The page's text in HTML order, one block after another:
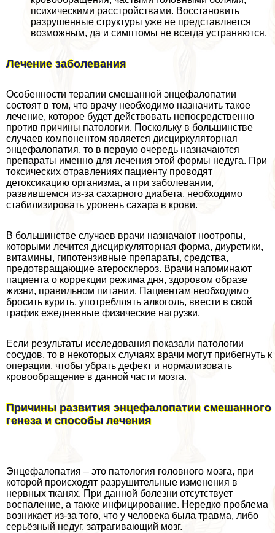
психическими расстройствами. Восстановить
разрушенные структуры уже не представляется
возможным, да и симптомы не всегда устраняются.
Лечение заболевания
Особенности терапии смешанной энцефалопатии
состоят в том, что врачу необходимо назначить такое
лечение, которое будет действовать непосредственно
против причины патологии. Поскольку в большинстве
случаев компонентом является дисциркуляторная
энцефалопатия, то в первую очередь назначаются
препараты именно для лечения этой формы недуга. При
токсических отравлениях пациенту проводят
детоксикацию организма, а при заболевании,
развившемся из-за сахарного диабета, необходимо
стабилизировать уровень сахара в крови.
В большинстве случаев врачи назначают ноотропы,
которыми лечится дисциркуляторная форма, диуретики,
витамины, гипотензивные препараты, средства,
предотвращающие атеросклероз. Врачи напоминают
пациента о коррекции режима дня, здоровом образе
жизни, правильном питании. Пациентам необходимо
бросить курить, употрeбллять алкоголь, ввести в свой
график ежедневные физические нагрузки.
Если результаты исследования показали патологии
сосудов, то в некоторых случаях врачи могут прибегнуть к
операции, чтобы убрать дефект и нормализовать
кровообращение в данной части мозга.
Причины развития энцефалопатии смешанного
генеза и способы лечения
Энцефалопатия – это патология головного мозга, при
которой происходят разрушительные изменения в
нервных тканях. При данной болезни отсутствует
воспаление, а также инфицирование. Нередко проблема
возникает из-за того, что у человека была травма, либо
серьёзный недуг, затрагивающий мозг.